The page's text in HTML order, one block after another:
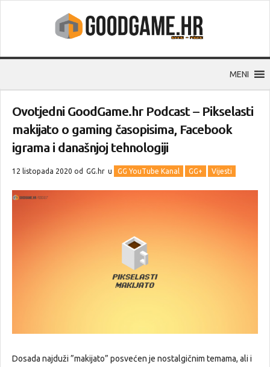
MENI
Ovotjedni GoodGame.hr Podcast – Pikselasti
makijato o gaming časopisima, Facebook
igrama i današnjoj tehnologiji
12 listopada 2020 od GG.hr u GG YouTube Kanal GG+ Vijesti
Dosada najduži ”makijato” posvećen je nostalgičnim temama, ali i